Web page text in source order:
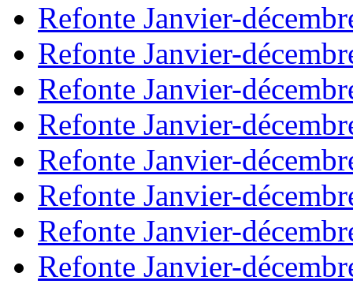
Refonte Janvier-
Refonte Janvier-
Refonte Janvier-
Refonte Janvier-
Refonte Janvier-
Refonte Janvier-
Refonte Janvier-
Refonte Janvier-